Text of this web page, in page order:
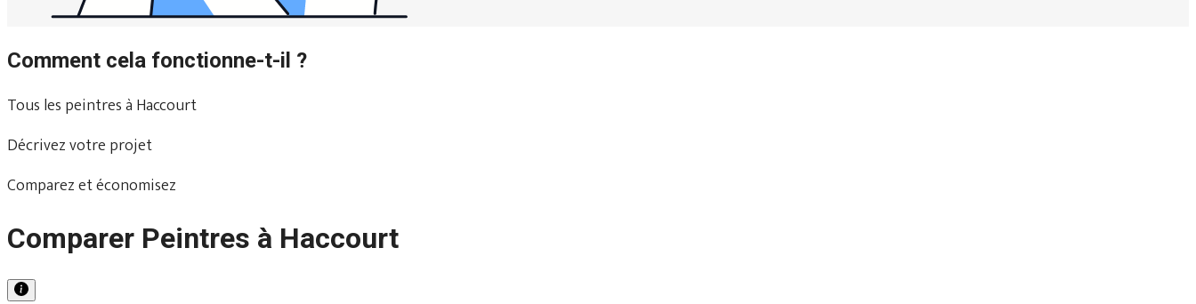
Comment cela fonctionne-t-il ?
Tous les peintres à Haccourt
Décrivez votre projet
Comparez et économisez
Comparer Peintres à Haccourt